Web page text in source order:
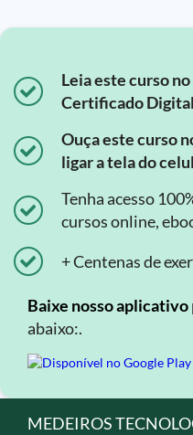
Leia este curso
Certificado
Ouça este curso
ligar a tela do
Tenha acesso
cursos online,
+ Centenas de
Baixe nosso aplicativo
abaixo:.
MEDEIROS